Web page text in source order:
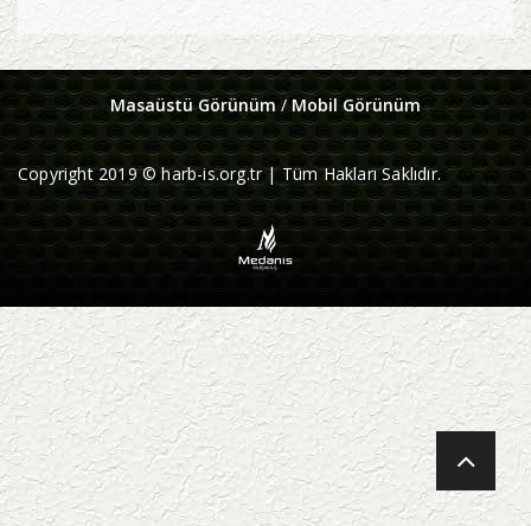
Masaüstü Görünüm/ Mobil Görünüm
Copyright 2019 © harb-is.org.tr | Tüm Hakları Saklıdır.